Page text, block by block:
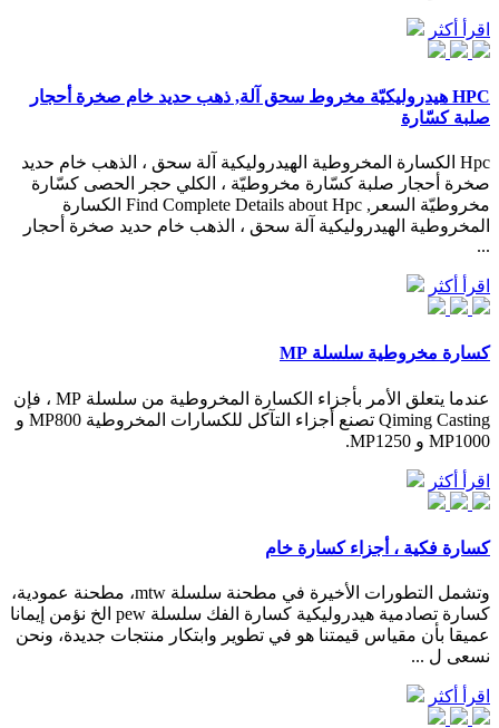
اقرأ أكثر
HPC هيدروليكيّة مخروط سحق آلة, ذهب حديد خام صخرة أحجار
صلبة كسّارة
Hpc الكسارة المخروطية الهيدروليكية آلة سحق ، الذهب خام حديد
صخرة أحجار صلبة كسّارة مخروطيّة ، الكلي حجر الحصى كسّارة
مخروطيّة السعر, Find Complete Details about Hpc الكسارة
المخروطية الهيدروليكية آلة سحق ، الذهب خام حديد صخرة أحجار
...
اقرأ أكثر
كسارة مخروطية سلسلة MP
عندما يتعلق الأمر بأجزاء الكسارة المخروطية من سلسلة MP ، فإن
Qiming Casting تصنع أجزاء التآكل للكسارات المخروطية MP800 و
MP1000 و MP1250.
اقرأ أكثر
كسارة فكية ، أجزاء كسارة خام
وتشمل التطورات الأخيرة في مطحنة سلسلة mtw، مطحنة عمودية،
كسارة تصادمية هيدروليكية كسارة الفك سلسلة pew الخ نؤمن إيمانا
عميقا بأن مقياس قيمتنا هو في تطوير وابتكار منتجات جديدة، ونحن
نسعى ل ...
اقرأ أكثر